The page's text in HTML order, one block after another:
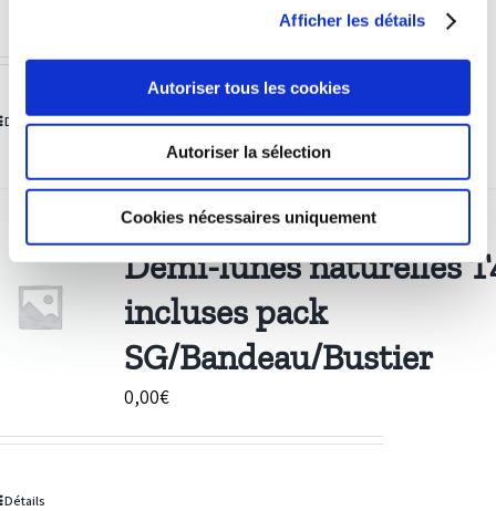
Afficher les détails
Autoriser tous les cookies
Autoriser la sélection
Cookies nécessaires uniquement
Détails
Demi-lunes naturelles
incluses pack
SG/Bandeau/Bustier
0,00€
Détails